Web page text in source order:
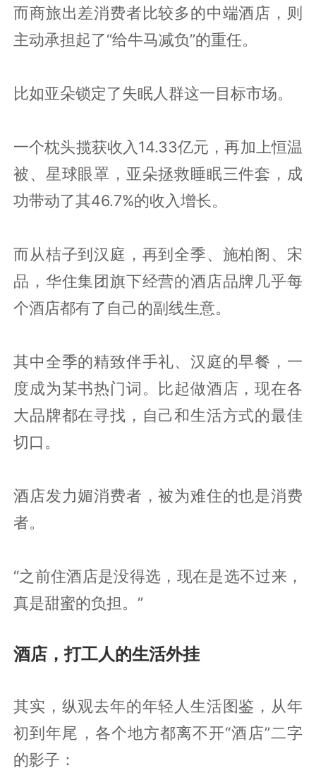
而商旅出差消费者比较多的中端酒店，则
主动承担起了“给牛马减负”的重任。
比如亚朵锁定了失眠人群这一目标市场。
一个枕头揽获收入14.33亿元，再加上恒温
被、星球眼罩，亚朵拯救睡眠三件套，成
功带动了其46.7%的收入增长。
而从桔子到汉庭，再到全季、施柏阁、宋
品，华住集团旗下经营的酒店品牌几乎每
个酒店都有了自己的副线生意。
其中全季的精致伴手礼、汉庭的早餐，一
度成为某书热门词。比起做酒店，现在各
大品牌都在寻找，自己和生活方式的最佳
切口。
酒店发力媚消费者，被为难住的也是消费
者。
“之前住酒店是没得选，现在是选不过来，
真是甜蜜的负担。”
酒店，打工人的生活外挂
其实，纵观去年的年轻人生活图鉴，从年
初到年尾，各个地方都离不开“酒店”二字
的影子：